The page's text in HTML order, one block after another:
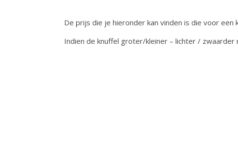
De prijs die je hieronder kan vinden is die voor een
Indien de knuffel groter/kleiner – lichter /